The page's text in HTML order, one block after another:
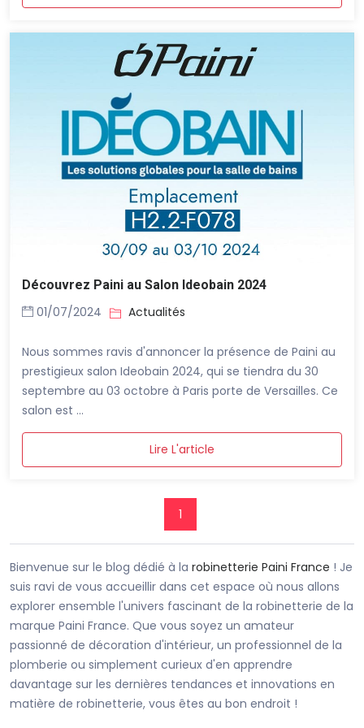
Découvrez Paini au Salon Ideobain 2024
01/07/2024 Actualités
Nous sommes ravis d'annoncer la présence de Paini au
prestigieux salon Ideobain 2024, qui se tiendra du 30
septembre au 03 octobre à Paris porte de Versailles. Ce
salon est ...
Lire L'article
1
Bienvenue sur le blog dédié à la robinetterie Paini France ! Je
suis ravi de vous accueillir dans cet espace où nous allons
explorer ensemble l'univers fascinant de la robinetterie de la
marque Paini France. Que vous soyez un amateur
passionné de décoration d'intérieur, un professionnel de la
plomberie ou simplement curieux d'en apprendre
davantage sur les dernières tendances et innovations en
matière de robinetterie, vous êtes au bon endroit !